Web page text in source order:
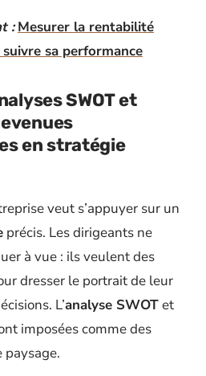
: Mesurer la rentabilité
sa performance
SWOT et
en stratégie
veut s’appuyer sur un
précis. Les dirigeants ne
à vue : ils veulent des
dresser le portrait de leur
L’analyse SWOTet
imposées comme des
paysage.